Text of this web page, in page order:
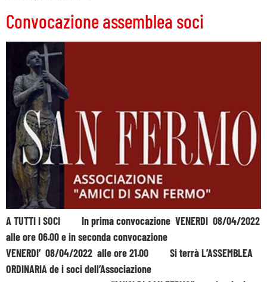
Convocazione assemblea soci
A TUTTI I SOCI In prima convocazione VENERDI 08/04/2022
alle ore 06.00 e in seconda convocazione
VENERDI’ 08/04/2022 alle ore 21.00 Si terrà L’ASSEMBLEA
ORDINARIA de i soci dell’Associazione